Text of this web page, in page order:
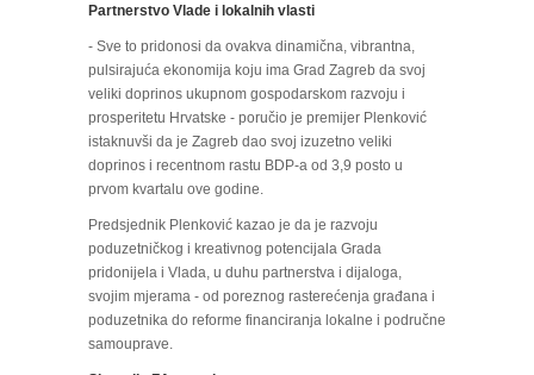
Partnerstvo Vlade i lokalnih vlasti
- Sve to pridonosi da ovakva dinamična, vibrantna,
pulsirajuća ekonomija koju ima Grad Zagreb da svoj
veliki doprinos ukupnom gospodarskom razvoju i
prosperitetu Hrvatske - poručio je premijer Plenković
istaknuvši da je Zagreb dao svoj izuzetno veliki
doprinos i recentnom rastu BDP-a od 3,9 posto u
prvom kvartalu ove godine.
Predsjednik Plenković kazao je da je razvoju
poduzetničkog i kreativnog potencijala Grada
pridonijela i Vlada, u duhu partnerstva i dijaloga,
svojim mjerama - od poreznog rasterećenja građana i
poduzetnika do reforme financiranja lokalne i područne
samouprave.